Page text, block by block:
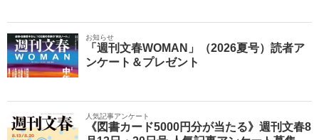
お知らせ
「週刊文春WOMAN」（2026夏号）読者ア
ンケート＆プレゼント
人気記事アンケート
《図書カード5000円分が当たる》週刊文春8